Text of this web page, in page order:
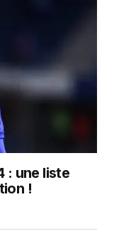
: une liste
!